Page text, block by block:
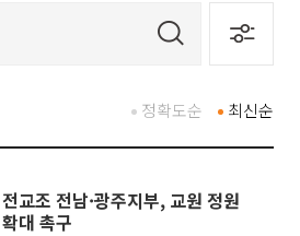
최신순
정확도순
전교조 전남·광주지부, 교원 정원
확대 촉구